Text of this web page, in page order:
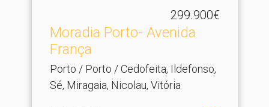
299.900€
Moradia Porto- Avenida
França
Porto / Porto / Cedofeita, Ildefonso,
Sé, Miragaia, Nicolau, Vitória